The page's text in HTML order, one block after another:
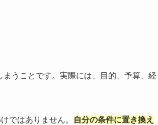
うことです。実際には、目的、予算、経
ではありません。
自分の条件に置き換え